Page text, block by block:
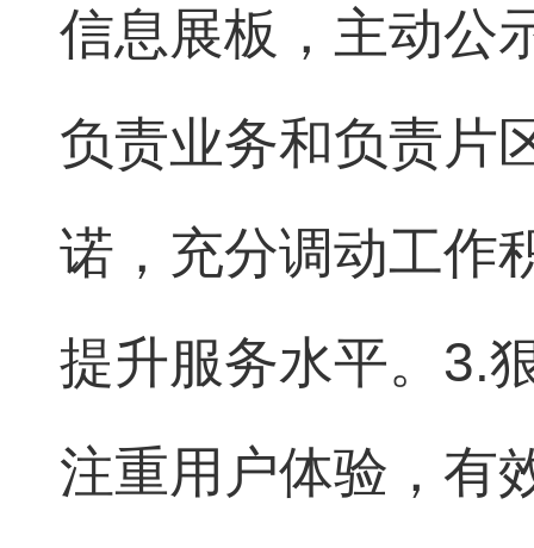
信息展板，主动公
负责业务和负责片
诺，充分调动工作
提升服务水平。3.
注重用户体验，有